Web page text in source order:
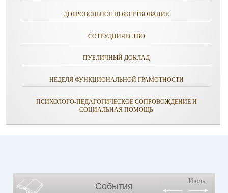
ДОБРОВОЛЬНОЕ ПОЖЕРТВОВАНИЕ
СОТРУДНИЧЕСТВО
ПУБЛИЧНЫЙ ДОКЛАД
НЕДЕЛЯ ФУНКЦИОНАЛЬНОЙ ГРАМОТНОСТИ
ПСИХОЛОГО-ПЕДАГОГИЧЕСКОЕ СОПРОВОЖДЕНИЕ И
СОЦИАЛЬНАЯ ПОМОЩЬ
События
Июль